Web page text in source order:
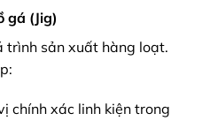
gá (Jig)
trình sản xuất hàng loạt.
chính xác linh kiện trong